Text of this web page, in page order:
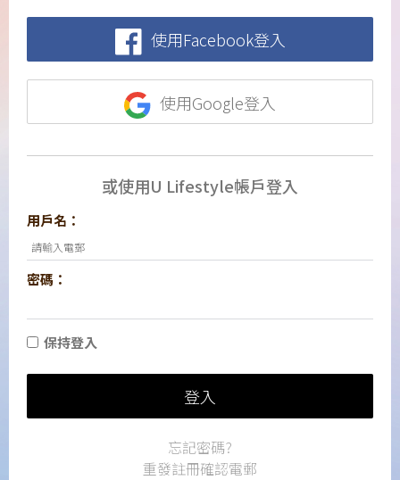
使用Facebook登入
使用Google登入
或使用U Lifestyle帳戶登入
用戶名：
密碼：
保持登入
登入
忘記密碼?
重發註冊確認電郵